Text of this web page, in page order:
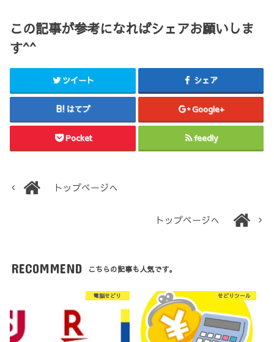
この記事が参考になればシェアお願いしま
す^^
ツイート シェア
はてブ Google+
Pocket feedly
トップページへ
トップページへ
RECOMMEND こちらの記事も人気です。
電脳せどり せどりツール